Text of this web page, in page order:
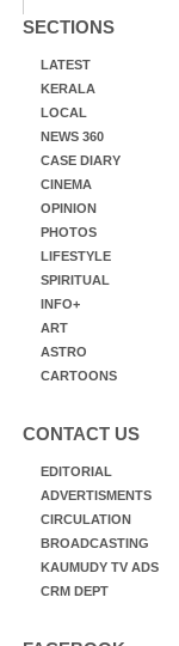
SECTIONS
LATEST
KERALA
LOCAL
NEWS 360
CASE DIARY
CINEMA
OPINION
PHOTOS
LIFESTYLE
SPIRITUAL
INFO+
ART
ASTRO
CARTOONS
CONTACT US
EDITORIAL
ADVERTISMENTS
CIRCULATION
BROADCASTING
KAUMUDY TV ADS
CRM DEPT